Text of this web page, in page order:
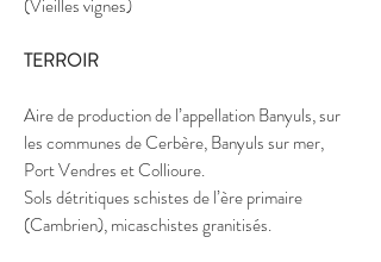
(Vieilles vignes)
TERROIR
Aire de production de l’appellation Banyuls, sur
les communes de Cerbère, Banyuls sur mer,
Port Vendres et Collioure.
Sols détritiques schistes de l’ère primaire
(Cambrien), micaschistes granitisés.